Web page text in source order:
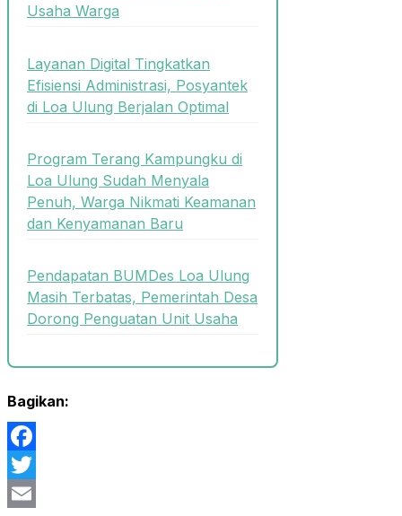
Usaha Warga
Layanan Digital Tingkatkan
Efisiensi Administrasi, Posyantek
di Loa Ulung Berjalan Optimal
Program Terang Kampungku di
Loa Ulung Sudah Menyala
Penuh, Warga Nikmati Keamanan
dan Kenyamanan Baru
Pendapatan BUMDes Loa Ulung
Masih Terbatas, Pemerintah Desa
Dorong Penguatan Unit Usaha
Bagikan:
Facebook
Twitter